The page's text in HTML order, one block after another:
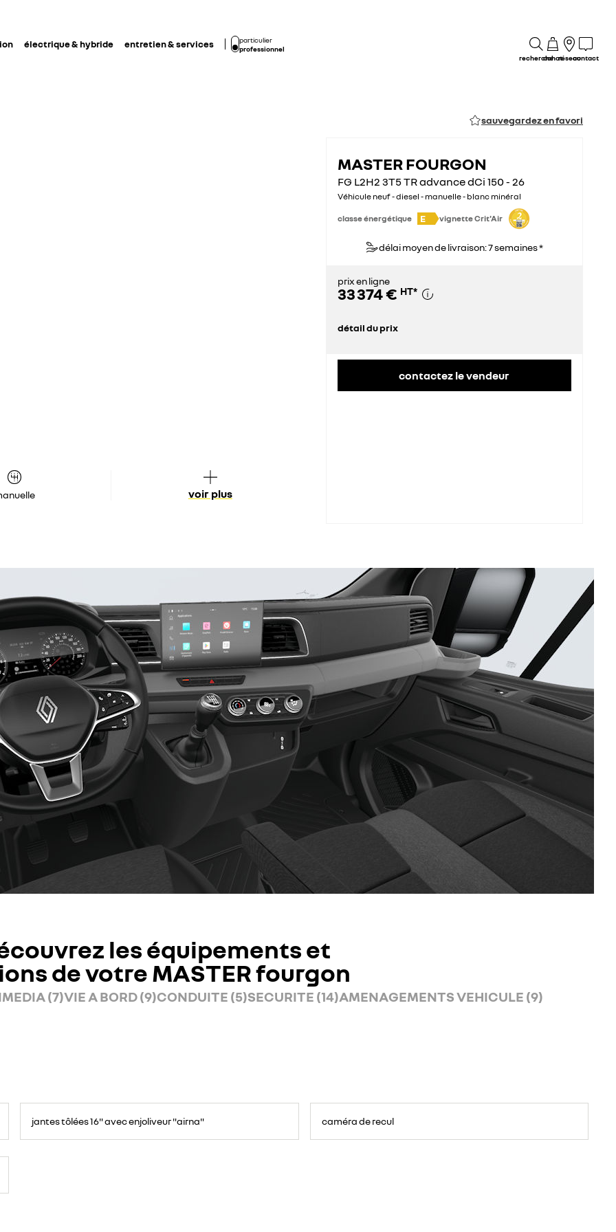
électrique & hybride entretien & services
particulier
professionnel
rechercheachatréseaucontact
sauvegardez en favori
voir plus
MASTER FOURGON
FG L2H2 3T5 TR advance dCi 150 - 26
Véhicule neuf - diesel - manuelle - blanc minéral
classe énergétique E vignette Crit'Air
délai moyen de livraison: 7 semaines *
prix en ligne
33 374 € HT*
détail du prix
contactez le vendeur
les équipements et
de votre MASTER fourgon
(7)VIE A BORD (9)CONDUITE (5)SECURITE (14)AMENAGEMENTS VEHICULE (9)
jantes tôlées 16" avec enjoliveur "airna" caméra de recul